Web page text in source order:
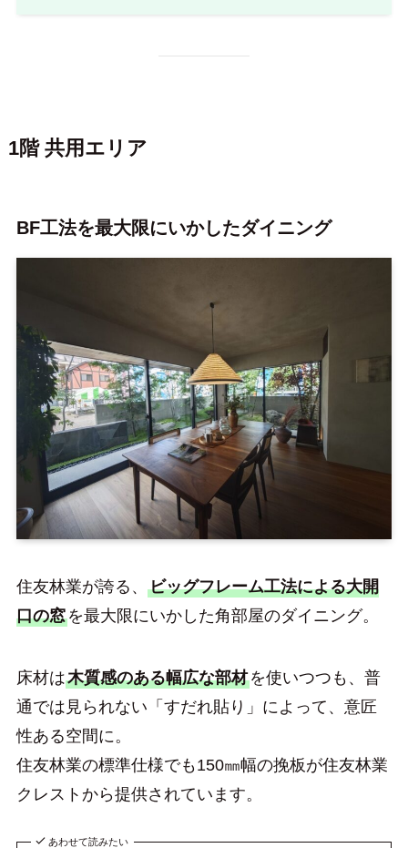
1階 共用エリア
BF工法を最大限にいかしたダイニング
住友林業が誇る、 ビッグフレーム工法による大開
口の窓を最大限にいかした角部屋のダイニング。
床材は木質感のある幅広な部材を使いつつも、普
通では見られない「すだれ貼り」によって、意匠
性ある空間に。
住友林業の標準仕様でも150㎜幅の挽板が住友林業
クレストから提供されています。
あわせて読みたい